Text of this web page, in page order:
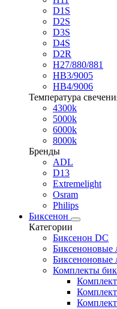
D1S
D2S
D3S
D4S
D2R
H27/880/881
HB3/9005
HB4/9006
Температура
4300k
5000k
6000k
8000k
Бренды
ADL
D13
Extremelight
Osram
Philips
Биксенон
Категории
Биксенон DC
Биксеноновые
Биксеноновые
Комплекты